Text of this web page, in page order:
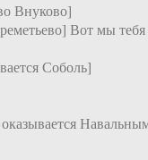
Внуково]
Вот мы тебя
Соболь]